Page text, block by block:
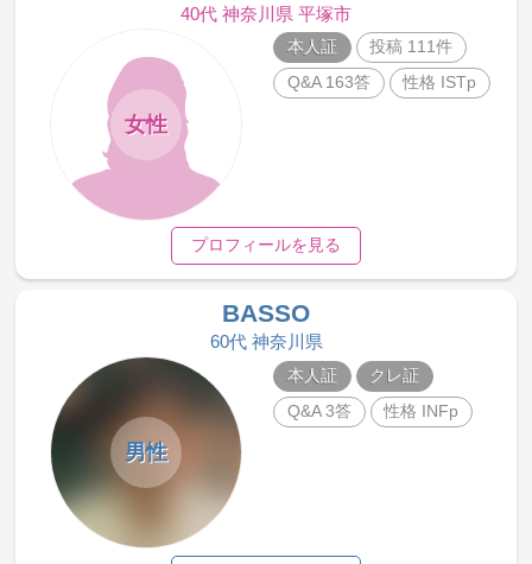
40代 神奈川県 平塚市
女性
本人証
投稿 111件
Q&A 163答
性格 ISTp
プロフィールを見る
BASSO
60代 神奈川県
男性
本人証
クレ証
Q&A 3答
性格 INFp